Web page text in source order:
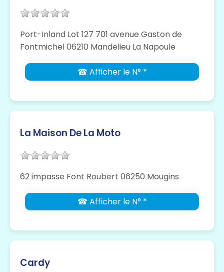
Port-Inland Lot 127 701 avenue Gaston de
Fontmichel 06210 Mandelieu La Napoule
☎ Afficher le N° *
La Maison De La Moto
62 impasse Font Roubert 06250 Mougins
☎ Afficher le N° *
Cardy